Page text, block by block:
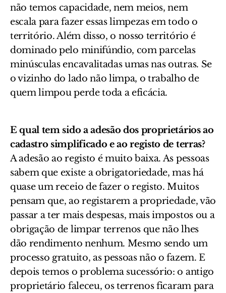
não temos capacidade, nem meios, nem
escala para fazer essas limpezas em todo o
território. Além disso, o nosso território é
dominado pelo minifúndio, com parcelas
minúsculas encavalitadas umas nas outras. Se
o vizinho do lado não limpa, o trabalho de
quem limpou perde toda a eficácia.
E qual tem sido a adesão dos proprietários ao
cadastro simplificado e ao registo de terras?
A adesão ao registo é muito baixa. As pessoas
sabem que existe a obrigatoriedade, mas há
quase um receio de fazer o registo. Muitos
pensam que, ao registarem a propriedade, vão
passar a ter mais despesas, mais impostos ou a
obrigação de limpar terrenos que não lhes
dão rendimento nenhum. Mesmo sendo um
processo gratuito, as pessoas não o fazem. E
depois temos o problema sucessório: o antigo
proprietário faleceu, os terrenos ficaram para